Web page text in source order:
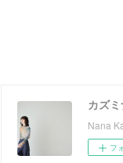
カズ
Nana
フ